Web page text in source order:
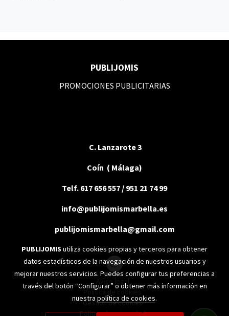
PUBLIJOMIS
PROMOCIONES PUBLICITARIAS
C. Lanzarote 3
Coín ( Málaga)
Telf. 617 656 557 / 951 21 74 99
info@publijomismarbella.es
publijomismarbella@gmail.com
Aviso legal
Política de cookies
Gestión de cookies
Política de privacidad
PUBLIJOMIS utiliza cookies propias y terceros para obtener
datos estadísticos de la navegación de nuestros usuarios y
mejorar nuestros servicios. Puedes configurar tus preferencias a
través del botón “Configurar” o obtener más información en
nuestra política de cookies.